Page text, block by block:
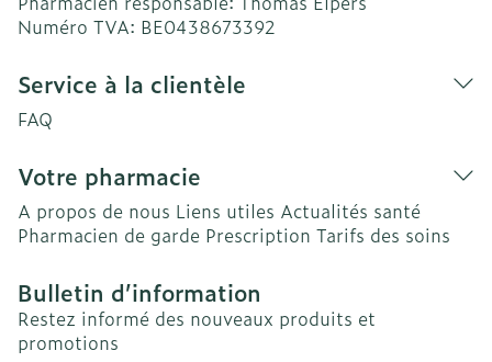
Numéro TVA: BE0438673392
Service à la clientèle
FAQ
Votre pharmacie
A propos de nous Liens utiles Actualités santé
Pharmacien de garde Prescription Tarifs des soins
Bulletin d’information
Restez informé des nouveaux produits et
promotions